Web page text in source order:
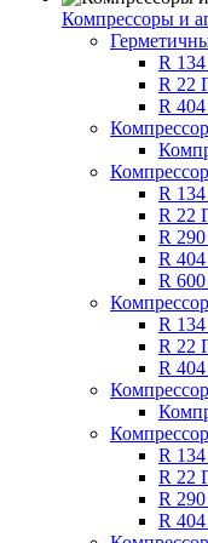
Компрессоры и
R
R 22
R
R
R 22
R
R
R
R
R 22
R
R
R 22
R
R